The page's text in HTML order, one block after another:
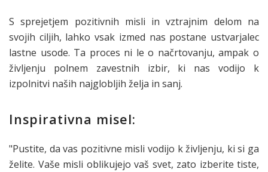
S sprejetjem pozitivnih misli in vztrajnim delom na
svojih ciljih, lahko vsak izmed nas postane ustvarjalec
lastne usode. Ta proces ni le o načrtovanju, ampak o
življenju polnem zavestnih izbir, ki nas vodijo k
izpolnitvi naših najglobljih želja in sanj.
Inspirativna misel:
"Pustite, da vas pozitivne misli vodijo k življenju, ki si ga
želite. Vaše misli oblikujejo vaš svet, zato izberite tiste,